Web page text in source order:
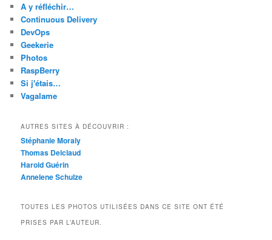
A y réfléchir…
Continuous Delivery
DevOps
Geekerie
Photos
RaspBerry
Si j'étais…
Vagalame
AUTRES SITES À DÉCOUVRIR :
Stéphanie Moraly
Thomas Delclaud
Harold Guérin
Annelene Schulze
TOUTES LES PHOTOS UTILISÉES DANS CE SITE ONT ÉTÉ
PRISES PAR L’AUTEUR.